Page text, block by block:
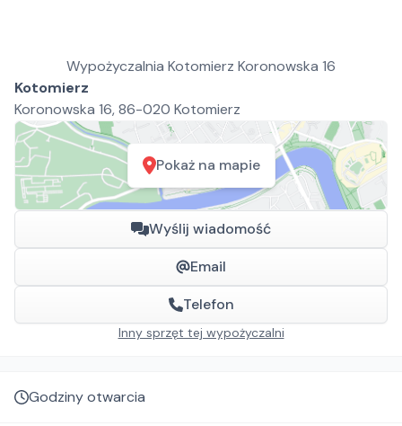
Wypożyczalnia Kotomierz Koronowska 16
Kotomierz
Koronowska 16, 86-020 Kotomierz
Pokaż na mapie
Wyślij wiadomość
Email
Telefon
Inny sprzęt tej wypożyczalni
Godziny otwarcia